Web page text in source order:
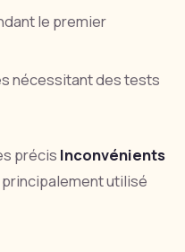
le premier
nécessitant des tests
précis Inconvénients
utilisé